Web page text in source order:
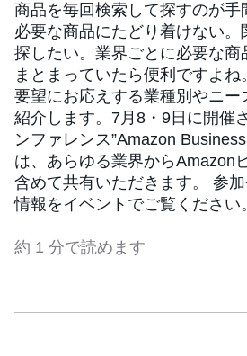
商品を毎回検索して探すのが
必要な商品にたどり着けない。
探したい。業界ごとに必要な商
まとまっていたら便利ですよ
要望にお応えする業種別やニ
紹介します。7月8・9日に開催
ンファレンス”Amazon
は、あらゆる業界からAmazon
含めて共有いただきます。 参
情報をイベントでご覧ください。
約 1 分で読めます